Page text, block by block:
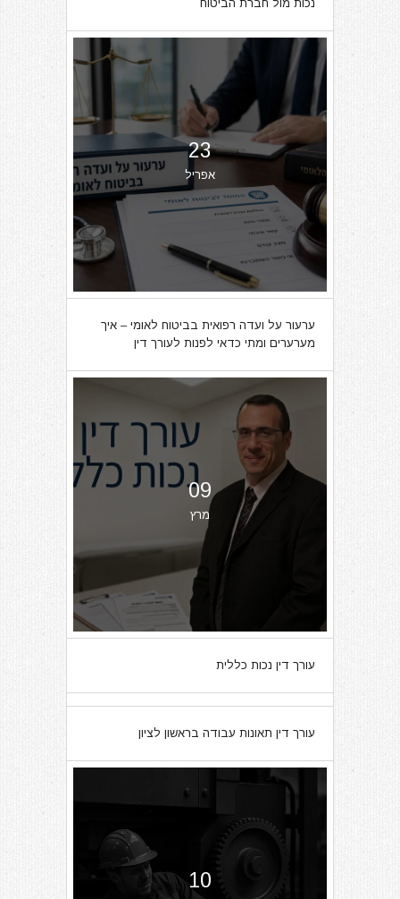
נכות מול חברת הביטוח
23
אפריל
ערעור על ועדה רפואית בביטוח לאומי – איך
מערערים ומתי כדאי לפנות לעורך דין
09
מרץ
עורך דין נכות כללית
07
מרץ
עורך דין תאונות עבודה בראשון לציון
10